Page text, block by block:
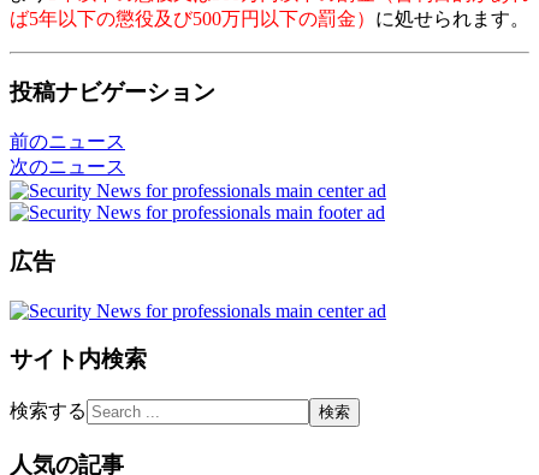
ば5年以下の懲役及び500万円以下の罰金） に処せられます。
投稿ナビゲーション
前のニュース
次のニュース
広告
サイト内検索
検索する
人気の記事